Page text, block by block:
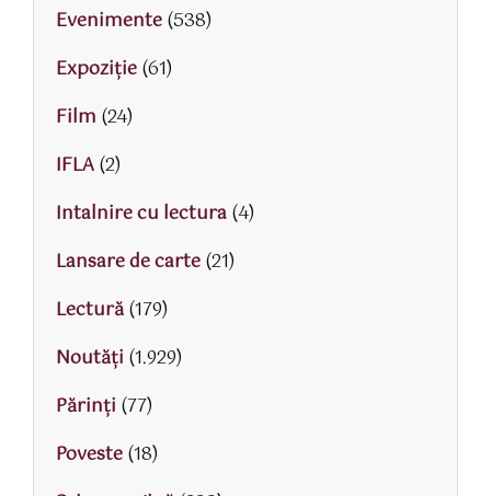
Evenimente(538)
Expoziție(61)
Film (24)
IFLA(2)
Intalnire cu lectura(4)
Lansare de carte(21)
Lectură(179)
Noutăți (1.929)
Părinţi (77)
Poveste(18)